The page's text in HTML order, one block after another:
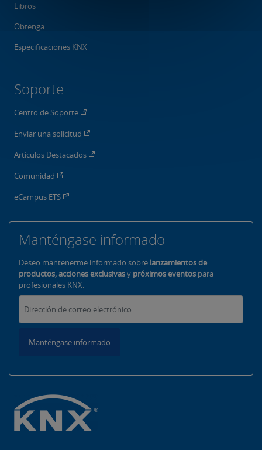
Libros
Obtenga
Especificaciones KNX
Soporte
Centro de Soporte
Enviar una solicitud
Artículos Destacados
Comunidad
eCampus ETS
Manténgase informado
Deseo mantenerme informado sobre lanzamientos de
productos, acciones exclusivasy próximos eventos para
profesionales KNX.
Manténgase informado